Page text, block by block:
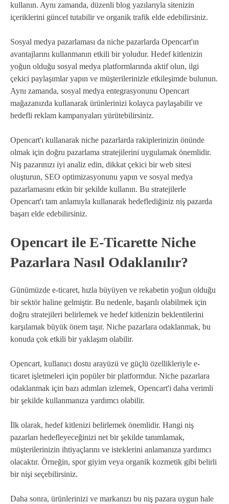
kullanın. Aynı zamanda, düzenli blog yazılarıyla sitenizin
içeriklerini güncel tutabilir ve organik trafik elde edebilirsiniz.
Sosyal medya pazarlaması da niche pazarlarda Opencart'ın
avantajlarını kullanmanın etkili bir yoludur. Hedef kitlenizin
yoğun olduğu sosyal medya platformlarında aktif olun, ilgi
çekici paylaşımlar yapın ve müşterilerinizle etkileşimde bulunun.
Aynı zamanda, sosyal medya entegrasyonunu Opencart
mağazanızda kullanarak ürünlerinizi kolayca paylaşabilir ve
hedefli reklam kampanyaları yürütebilirsiniz.
Opencart'ı kullanarak niche pazarlarda rakiplerinizin önünde
olmak için doğru pazarlama stratejilerini uygulamak önemlidir.
Niş pazarınızı iyi analiz edin, dikkat çekici bir web sitesi
oluşturun, SEO optimizasyonunu yapın ve sosyal medya
pazarlamasını etkin bir şekilde kullanın. Bu stratejilerle
Opencart'ı tam anlamıyla kullanarak hedeflediğiniz niş pazarda
başarı elde edebilirsiniz.
Opencart ile E-Ticarette Niche
Pazarlara Nasıl Odaklanılır?
Günümüzde e-ticaret, hızla büyüyen ve rekabetin yoğun olduğu
bir sektör haline gelmiştir. Bu nedenle, başarılı olabilmek için
doğru stratejileri belirlemek ve hedef kitlenizin beklentilerini
karşılamak büyük önem taşır. Niche pazarlara odaklanmak, bu
konuda çok etkili bir yaklaşım olabilir.
Opencart, kullanıcı dostu arayüzü ve güçlü özellikleriyle e-
ticaret işletmeleri için popüler bir platformdur. Niche pazarlara
odaklanmak için bazı adımları izlemek, Opencart'i daha verimli
bir şekilde kullanmanıza yardımcı olabilir.
İlk olarak, hedef kitlenizi belirlemek önemlidir. Hangi niş
pazarları hedefleyeceğinizi net bir şekilde tanımlamak,
müşterilerinizin ihtiyaçlarını ve isteklerini anlamanıza yardımcı
olacaktır. Örneğin, spor giyim veya organik kozmetik gibi belirli
bir nişi seçebilirsiniz.
Daha sonra, ürünlerinizi ve markanızı bu niş pazara uygun hale